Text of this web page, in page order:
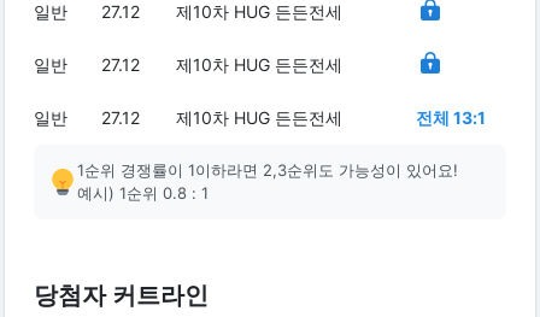
일반 27.12 제10차 HUG 든든전세
일반 27.12 제10차 HUG 든든전세
일반 27.12 제10차 HUG 든든전세 전체 13:1
1순위 경쟁률이 1이하라면 2,3순위도 가능성이 있어요!
예시) 1순위 0.8 : 1
당첨자 커트라인